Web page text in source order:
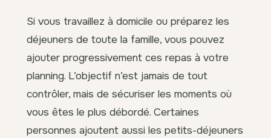
Si vous travaillez à domicile ou préparez les
déjeuners de toute la famille, vous pouvez
ajouter progressivement ces repas à votre
planning. L’objectif n’est jamais de tout
contrôler, mais de sécuriser les moments où
vous êtes le plus débordé. Certaines
personnes ajoutent aussi les petits-déjeuners